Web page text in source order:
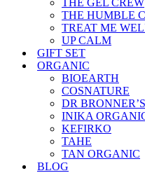
THE GEL CREW
THE HUMBLE
TREAT ME
UP CALM
GIFT SET
ORGANIC
BIOEARTH
COSNATURE
DR BRONNER’S
INIKA
KEFIRKO
TAHE
TAN ORGANIC
BLOG